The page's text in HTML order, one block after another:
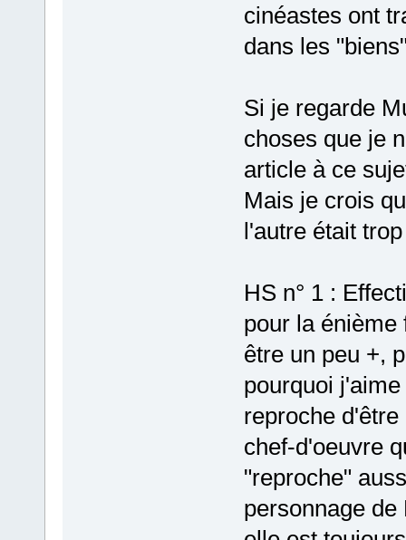
cinéastes ont
dans les
Si je regarde
choses que je
article à ce
Mais je crois
l'autre était
HS n° 1 :
pour la énième
être un peu +,
pourquoi
reproche
chef-d'oeuvre
"reproche"
personnage